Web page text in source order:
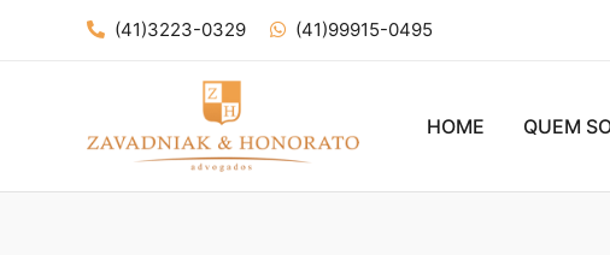
(41)3223-0329 (41)99915-0495
HOME QUEM